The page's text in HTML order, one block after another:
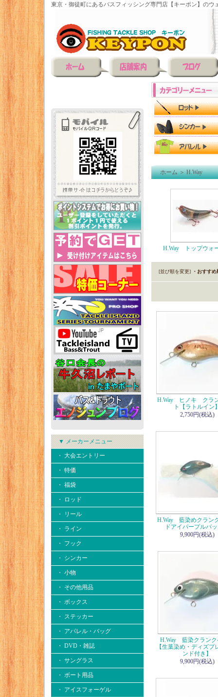
東京・御徒町にあるバスフィッシング専門店【キーポン】のウ
▼ メーカーメニュー
・ 大会エントリー
・ 特価
・ 福袋
・ ロッド
・ リール
・ ライン
・ フック
・ シンカー
・ 小物
・ その他用品
・ ボックス
・ ステッカー
・ アパレル・バッグ
・ DVD・雑誌
・ サングラス
・ ボート用品
・ アイスフォーゲル
ホーム＞H.Way
H.Way トップウォ
[並び順を変更] ・おすすめ
H.Way ヒノキ クラ
ト【ラトルイン
2,750円(税込)
H.Way 藍染めクラン
ドアイパープルバ
9,900円(税込)
H.Way 藍染クランク
【生葉染め・ディズプ
ンド付き】
9,900円(税込)